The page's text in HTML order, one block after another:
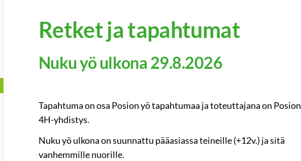
Retket ja tapahtumat
Nuku yö ulkona 29.8.2026
Tapahtuma on osa Posion yö tapahtumaa ja toteuttajana on Posion
4H-yhdistys.
Nuku yö ulkona on suunnattu pääasiassa teineille (+12v.) ja sitä
vanhemmille nuorille.